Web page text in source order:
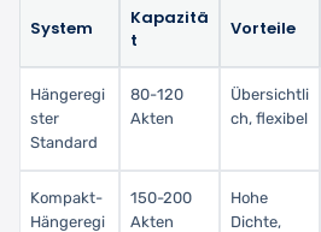
System
Kapazitä
t
Vorteile
Hängeregi
ster
Standard
80-120
Akten
Übersichtli
ch, flexibel
Kompakt-
Hängeregi
150-200
Akten
Hohe
Dichte,